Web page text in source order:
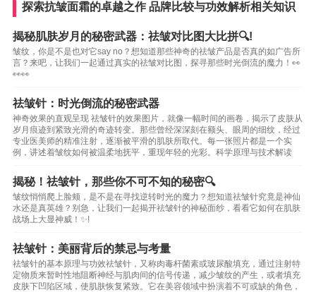
探索抗皱面霜的卓越之作 品牌比较与功效解析相关知识
揭秘肌肤岁月的秘密武器：祛皱对比图大比拼🔍!
皱纹，你是不是也对它say no？想知道那些神奇的祛皱产品是否真的如广告所
言？来吧，让我们一起通过真实的祛皱对比图，探寻那些时光倒流的魔力！👀
👀👀
祛皱针：时光倒流的秘密武器
神奇效果的直观呈现 祛皱针的效果图片，就像一幅时间的画卷，揭示了皮肤从
岁月痕迹到紧致光滑的奇迹转变。那些曾经深深刻在额头、眼周的细纹，经过
专业医美师的精准注射，逐渐被平滑的肌肤所取代。每一张照片都是一个实
例，讲述着皱纹如何被温柔地抚平，重现年轻的光彩。科学原理与技术解读
揭秘！祛皱针，那些你不可不知的秘密🔍
皱纹悄悄爬上脸颊，是不是在寻找逆转时光的魔力？想知道祛皱针究竟是神仙
水还是真英雄？别急，让我们一起揭开祛皱针的神秘面纱，看看它如何在肌肤
战场上大显神威！✨!
祛皱针：美丽背后的禁忌与考量
祛皱针的基本原理与功效祛皱针，又称肉毒杆菌素或玻尿酸填充，通过注射特
定物质来暂时性地阻断神经与肌肉间的信号传递，减少皱纹的产生，或者填充
皮肤下凹陷区域，使肌肤恢复紧致。它在美容领域中扮演着不可或缺的角色，